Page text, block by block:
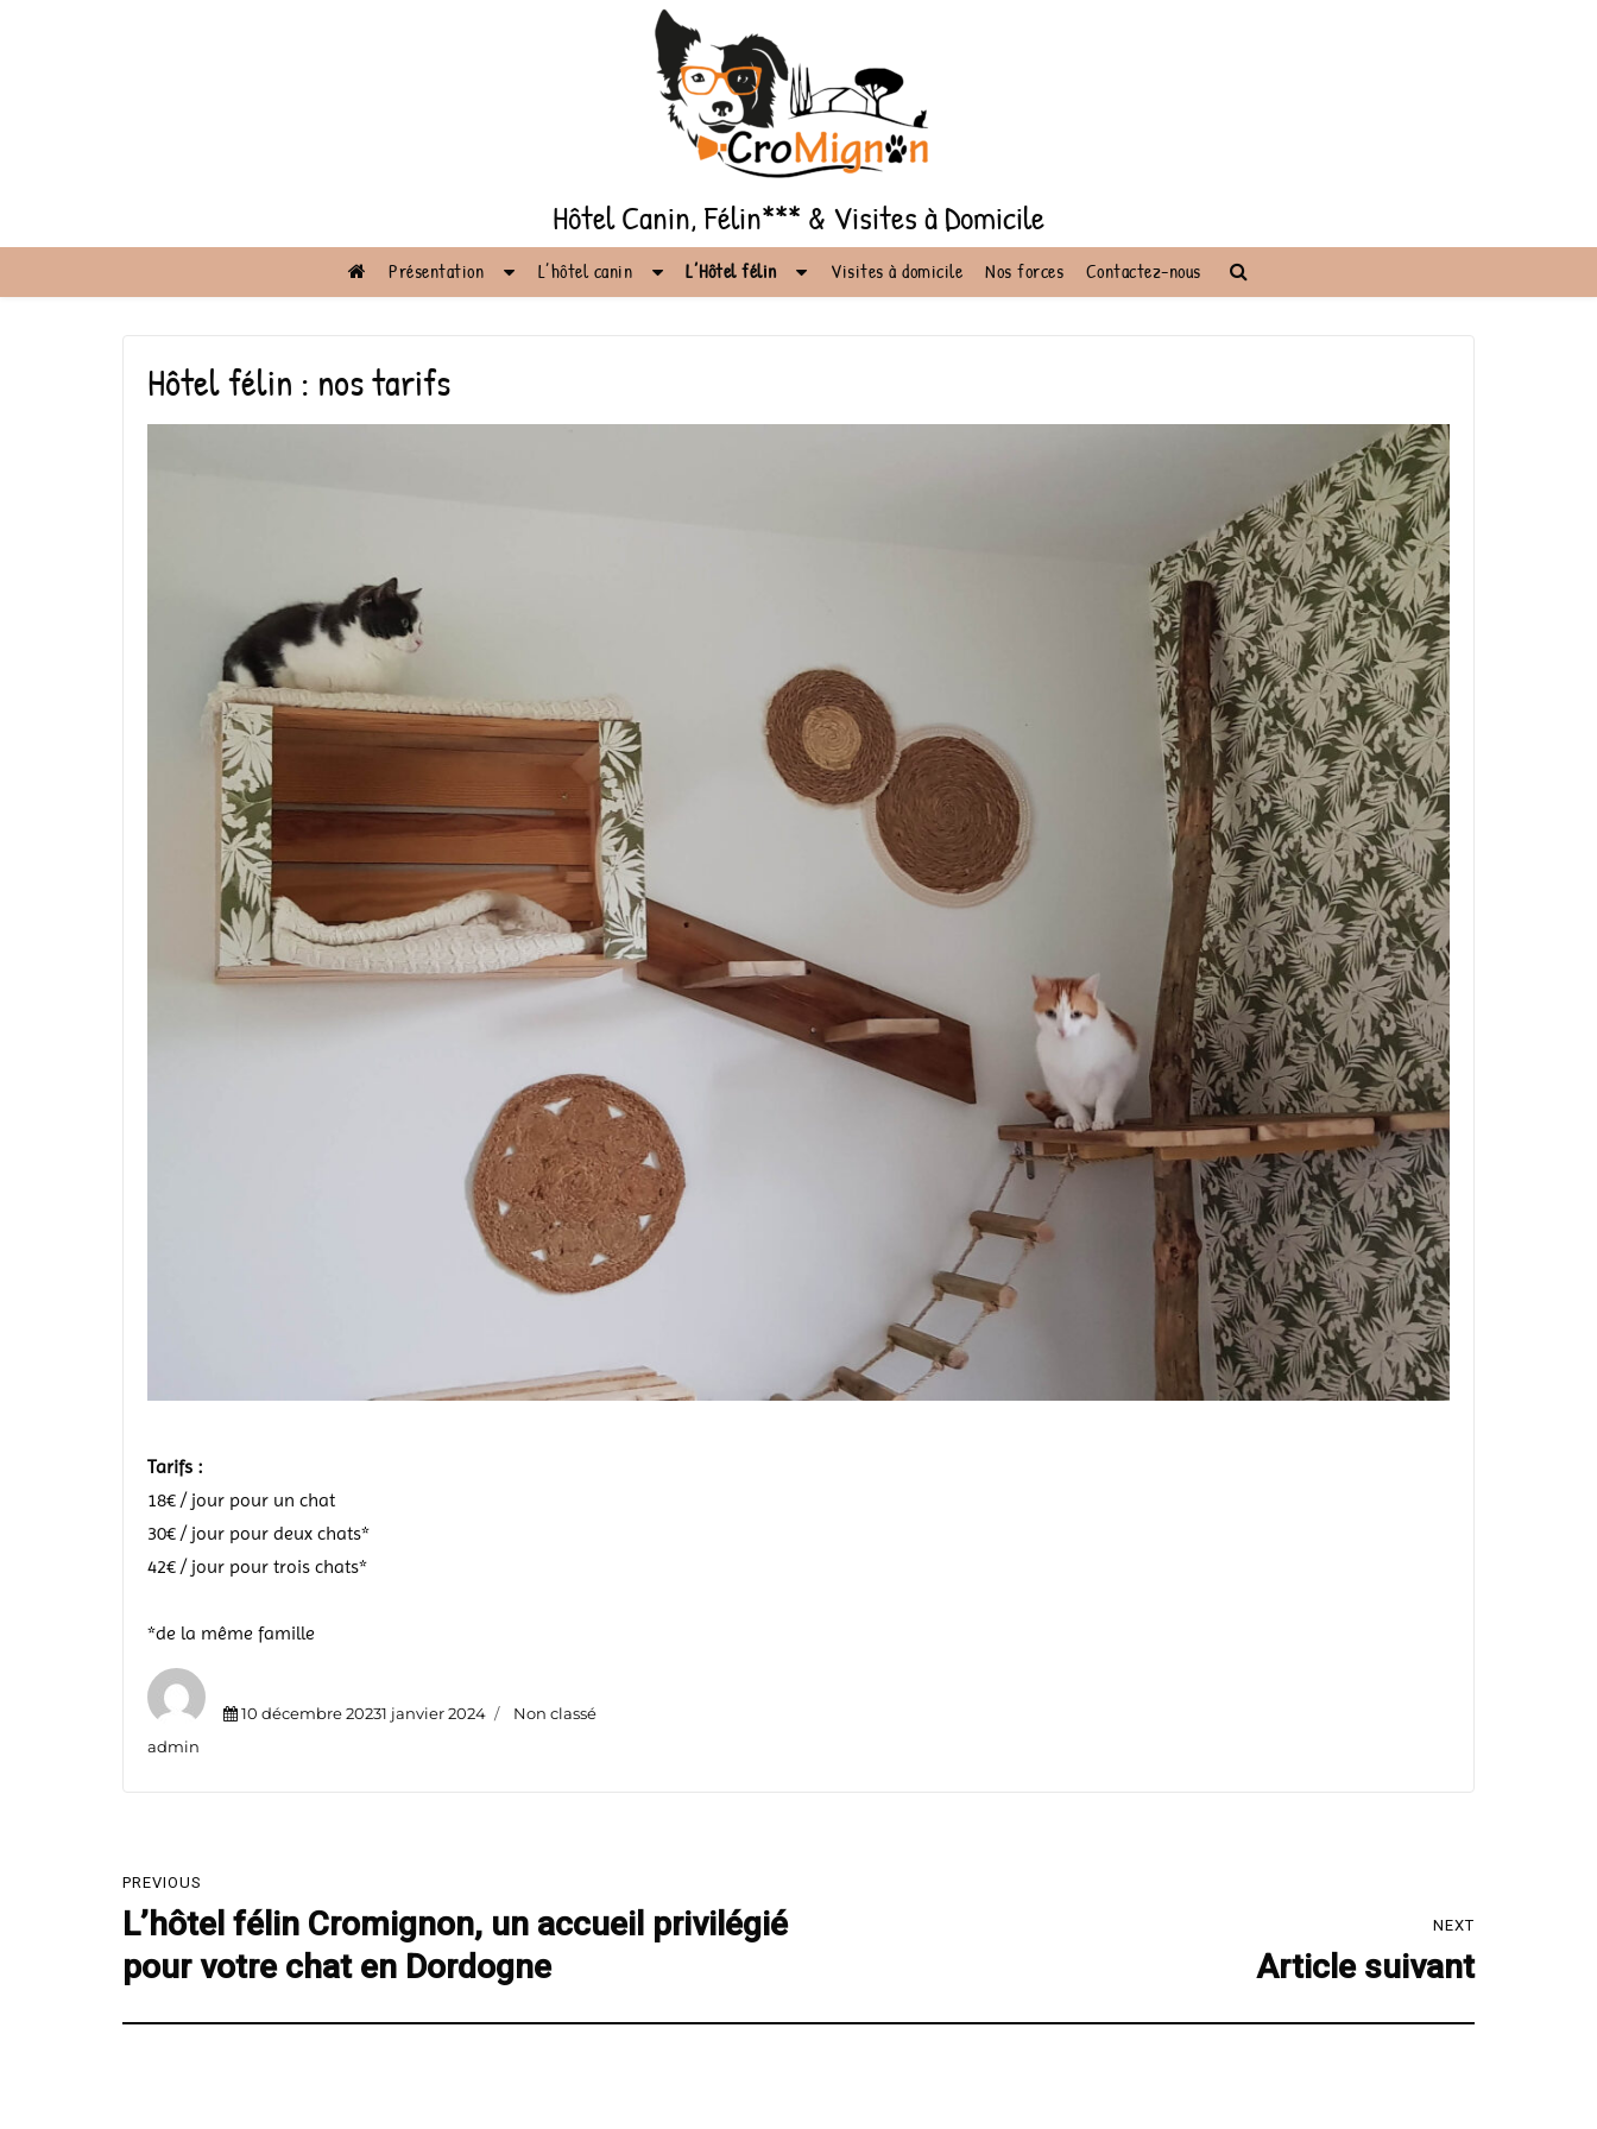
Hôtel Canin, Félin*** & Visites à Domicile
Présentation L’hôtel canin L’Hôtel félin Visites à domicile Nos forces Contactez-nous
Hôtel félin : nos tarifs
Tarifs :
18€ / jour pour un chat
30€ / jour pour deux chats*
42€ / jour pour trois chats*
*de la même famille
Author
admin
Posted
10 décembre 20231 janvier 2024 Categories
Non classé
de
l’article
PREVIOUS
Previous
L’hôtel félin Cromignon, un accueil privilégié
pour votre chat en Dordogne
NEXT
Article suivant